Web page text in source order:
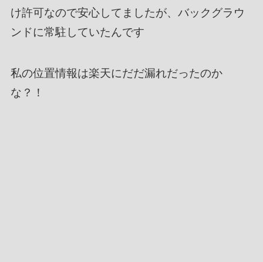
け許可なので安心してましたが、バックグラウ
ンドに常駐していたんです
私の位置情報は楽天にだだ漏れだったのか
な？！